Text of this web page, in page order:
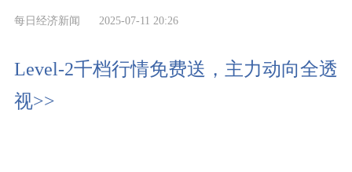
每日经济新闻 2025-07-11 20:26
Level-2千档行情免费送，主力动向全透
视>>